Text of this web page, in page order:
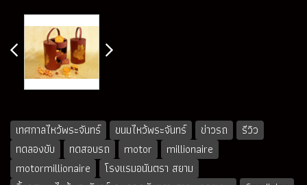
เทศกาลไหว้พระจันทร์ ขนมไหว้พระจันทร์ ข่าวรถ
รีวิว
ทดลองขับ
ทดสอบรถ motor
millionaire
motormillionaire
โรงแรมอนันตรา สยาม